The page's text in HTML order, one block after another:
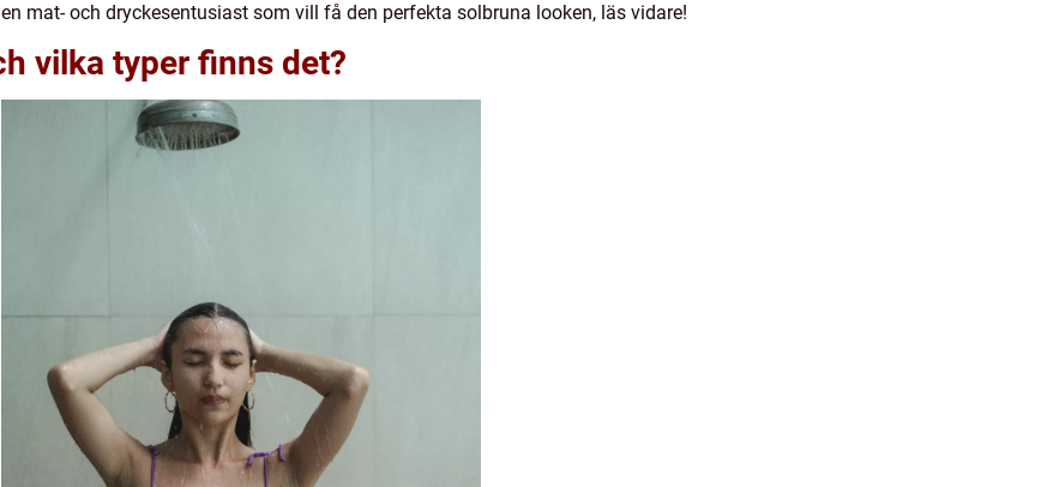
mat- och dryckesentusiast som vill få den perfekta solbruna looken, läs vidare!
vilka typer finns det?